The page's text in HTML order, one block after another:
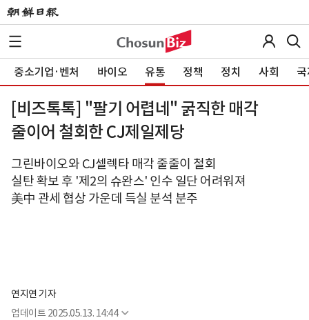
중소기업·벤처 바이오 유통 정책 정치 사회
[비즈톡톡] "팔기 어렵네" 굵직한 매각
줄이어 철회한 CJ제일제당
그린바이오와 CJ셀렉타 매각 줄줄이 철회
실탄 확보 후 '제2의 슈완스' 인수 일단 어려워져
美中 관세 협상 가운데 득실 분석 분주
연지연 기자
업데이트 2025.05.13. 14:44